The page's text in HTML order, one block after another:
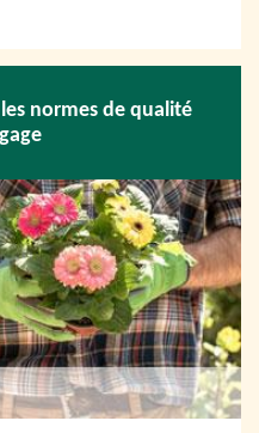
normes de qualité